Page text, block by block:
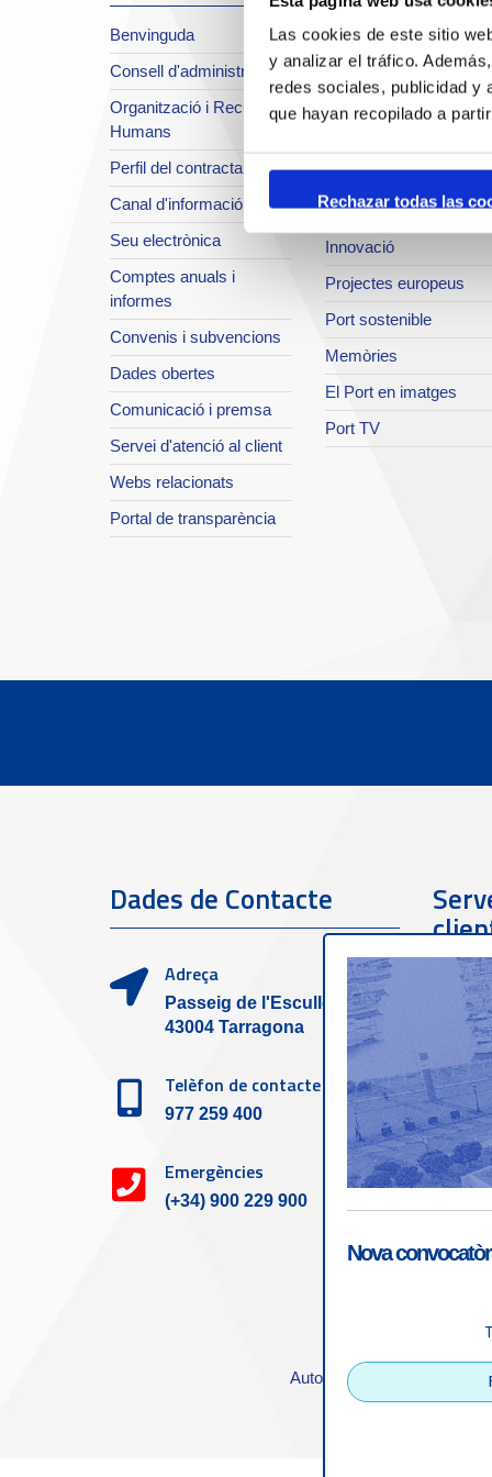
Las cookies de este sitio
y analizar el tráfico.
redes sociales, publicidad y
que hayan recopilado a
Rechazar todas las
Benvinguda
Consell d'administració
Organització i Recursos
Humans
Perfil del contractant
Canal d'informació
Seu electrònica
Comptes anuals i
informes
Convenis i subvencions
Dades obertes
Comunicació i premsa
Servei d'atenció al client
Webs relacionats
Portal de transparència
Sobre el Port
Situació i accessos
Planificació estratègica
Infraestructures en
Seguretat integral
Sistema de qualitat
Innovació
Projectes europeus
Port sostenible
Memòries
El Port en imatges
Port TV
Dades de Contacte
Adreça
Passeig de l'Escullera s/n,
43004 Tarragona
Telèfon de contacte
977 259 400
Emergències
(+34) 900 229 900
Autoritat Portuària de
Nova